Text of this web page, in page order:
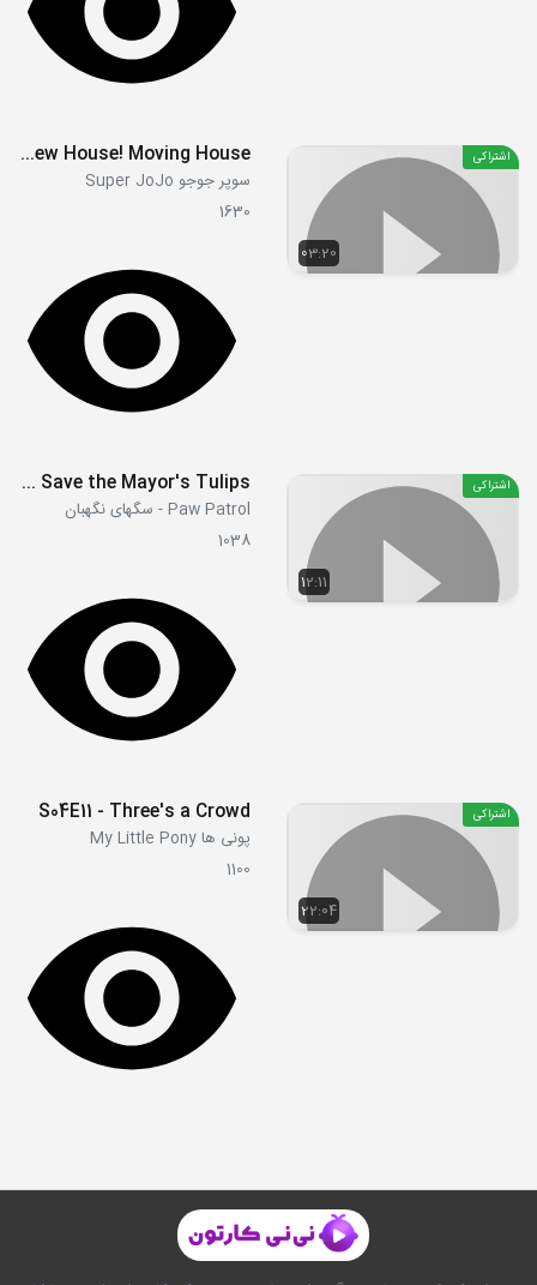
03:20
اشتراکی Baby JoJo’s Moving to A New House! Moving House
سوپر جوجو Super JoJo
1630
12:11
اشتراکی S03E33 - Pups Save the Mayor's Tulips
Paw Patrol - سگهای نگهبان
1038
22:04
اشتراکی S04E11 - Three's a Crowd
پونی ها My Little Pony
1100